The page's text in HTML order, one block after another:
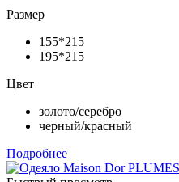
Размер
155*215
195*215
Цвет
золото/серебро
черный/красный
Подробнее